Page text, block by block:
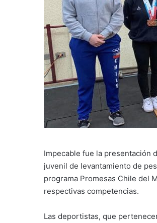
Impecable fue la presentación
juvenil de levantamiento de
programa Promesas Chile del
respectivas competencias.
Las deportistas, que